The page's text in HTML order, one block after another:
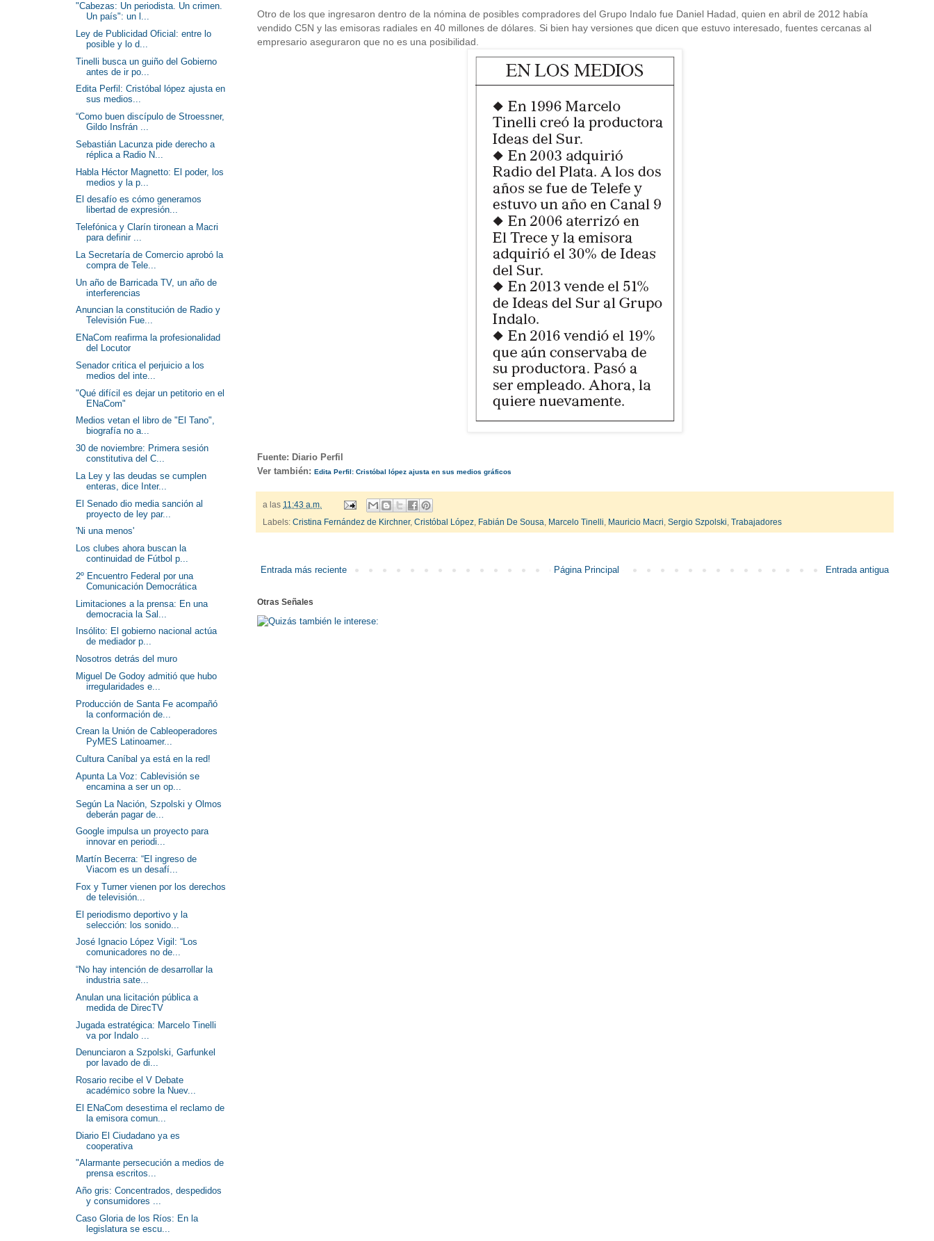
Otro de los que ingresaron dentro de la nómina de posibles compradores del Grupo Indalo fue Daniel Hadad, quien en abril de 2012 había
vendido C5N y las emisoras radiales en 40 millones de dólares. Si bien hay versiones que dicen que estuvo interesado, fuentes cercanas al
empresario aseguraron que no es una posibilidad.
Fuente: Diario Perfil
Ver también: Edita Perfil: Cristóbal lópez ajusta en sus medios gráficos
a las 11:43 a.m.
Labels: Cristina Fernández de Kirchner, Cristóbal López Fabián De Sousa Marcelo Tinelli Mauricio Macri Sergio Szpolski Trabajadores
Entrada más reciente Entrada antigua
Página Principal
Otras Señales
"Cabezas: Un periodista. Un crimen.
Un país": un l...
Ley de Publicidad Oficial: entre lo
posible y lo d...
Tinelli busca un guiño del Gobierno
antes de ir po...
Edita Perfil: Cristóbal lópez ajusta en
sus medios...
“Como buen discípulo de Stroessner,
Gildo Insfrán ...
Sebastián Lacunza pide derecho a
réplica a Radio N...
Habla Héctor Magnetto: El poder, los
medios y la p...
El desafío es cómo generamos
libertad de expresión...
Telefónica y Clarín tironean a Macri
para definir ...
La Secretaría de Comercio aprobó la
compra de Tele...
Un año de Barricada TV, un año de
interferencias
Anuncian la constitución de Radio y
Televisión Fue...
ENaCom reafirma la profesionalidad
del Locutor
Senador critica el perjuicio a los
medios del inte...
"Qué difícil es dejar un petitorio en el
ENaCom"
Medios vetan el libro de "El Tano",
biografía no a...
30 de noviembre: Primera sesión
constitutiva del C...
La Ley y las deudas se cumplen
enteras, dice Inter...
El Senado dio media sanción al
proyecto de ley par...
'Ni una menos'
Los clubes ahora buscan la
continuidad de Fútbol p...
2º Encuentro Federal por una
Comunicación Democrática
Limitaciones a la prensa: En una
democracia la Sal...
Insólito: El gobierno nacional actúa
de mediador p...
Nosotros detrás del muro
Miguel De Godoy admitió que hubo
irregularidades e...
Producción de Santa Fe acompañó
la conformación de...
Crean la Unión de Cableoperadores
PyMES Latinoamer...
Cultura Caníbal ya está en la red!
Apunta La Voz: Cablevisión se
encamina a ser un op...
Según La Nación, Szpolski y Olmos
deberán pagar de...
Google impulsa un proyecto para
innovar en periodi...
Martín Becerra: “El ingreso de
Viacom es un desafí...
Fox y Turner vienen por los derechos
de televisión...
El periodismo deportivo y la
selección: los sonido...
José Ignacio López Vigil: “Los
comunicadores no de...
“No hay intención de desarrollar la
industria sate...
Anulan una licitación pública a
medida de DirecTV
Jugada estratégica: Marcelo Tinelli
va por Indalo ...
Denunciaron a Szpolski, Garfunkel
por lavado de di...
Rosario recibe el V Debate
académico sobre la Nuev...
El ENaCom desestima el reclamo de
la emisora comun...
Diario El Ciudadano ya es
cooperativa
"Alarmante persecución a medios de
prensa escritos...
Año gris: Concentrados, despedidos
y consumidores ...
Caso Gloria de los Ríos: En la
legislatura se escu...